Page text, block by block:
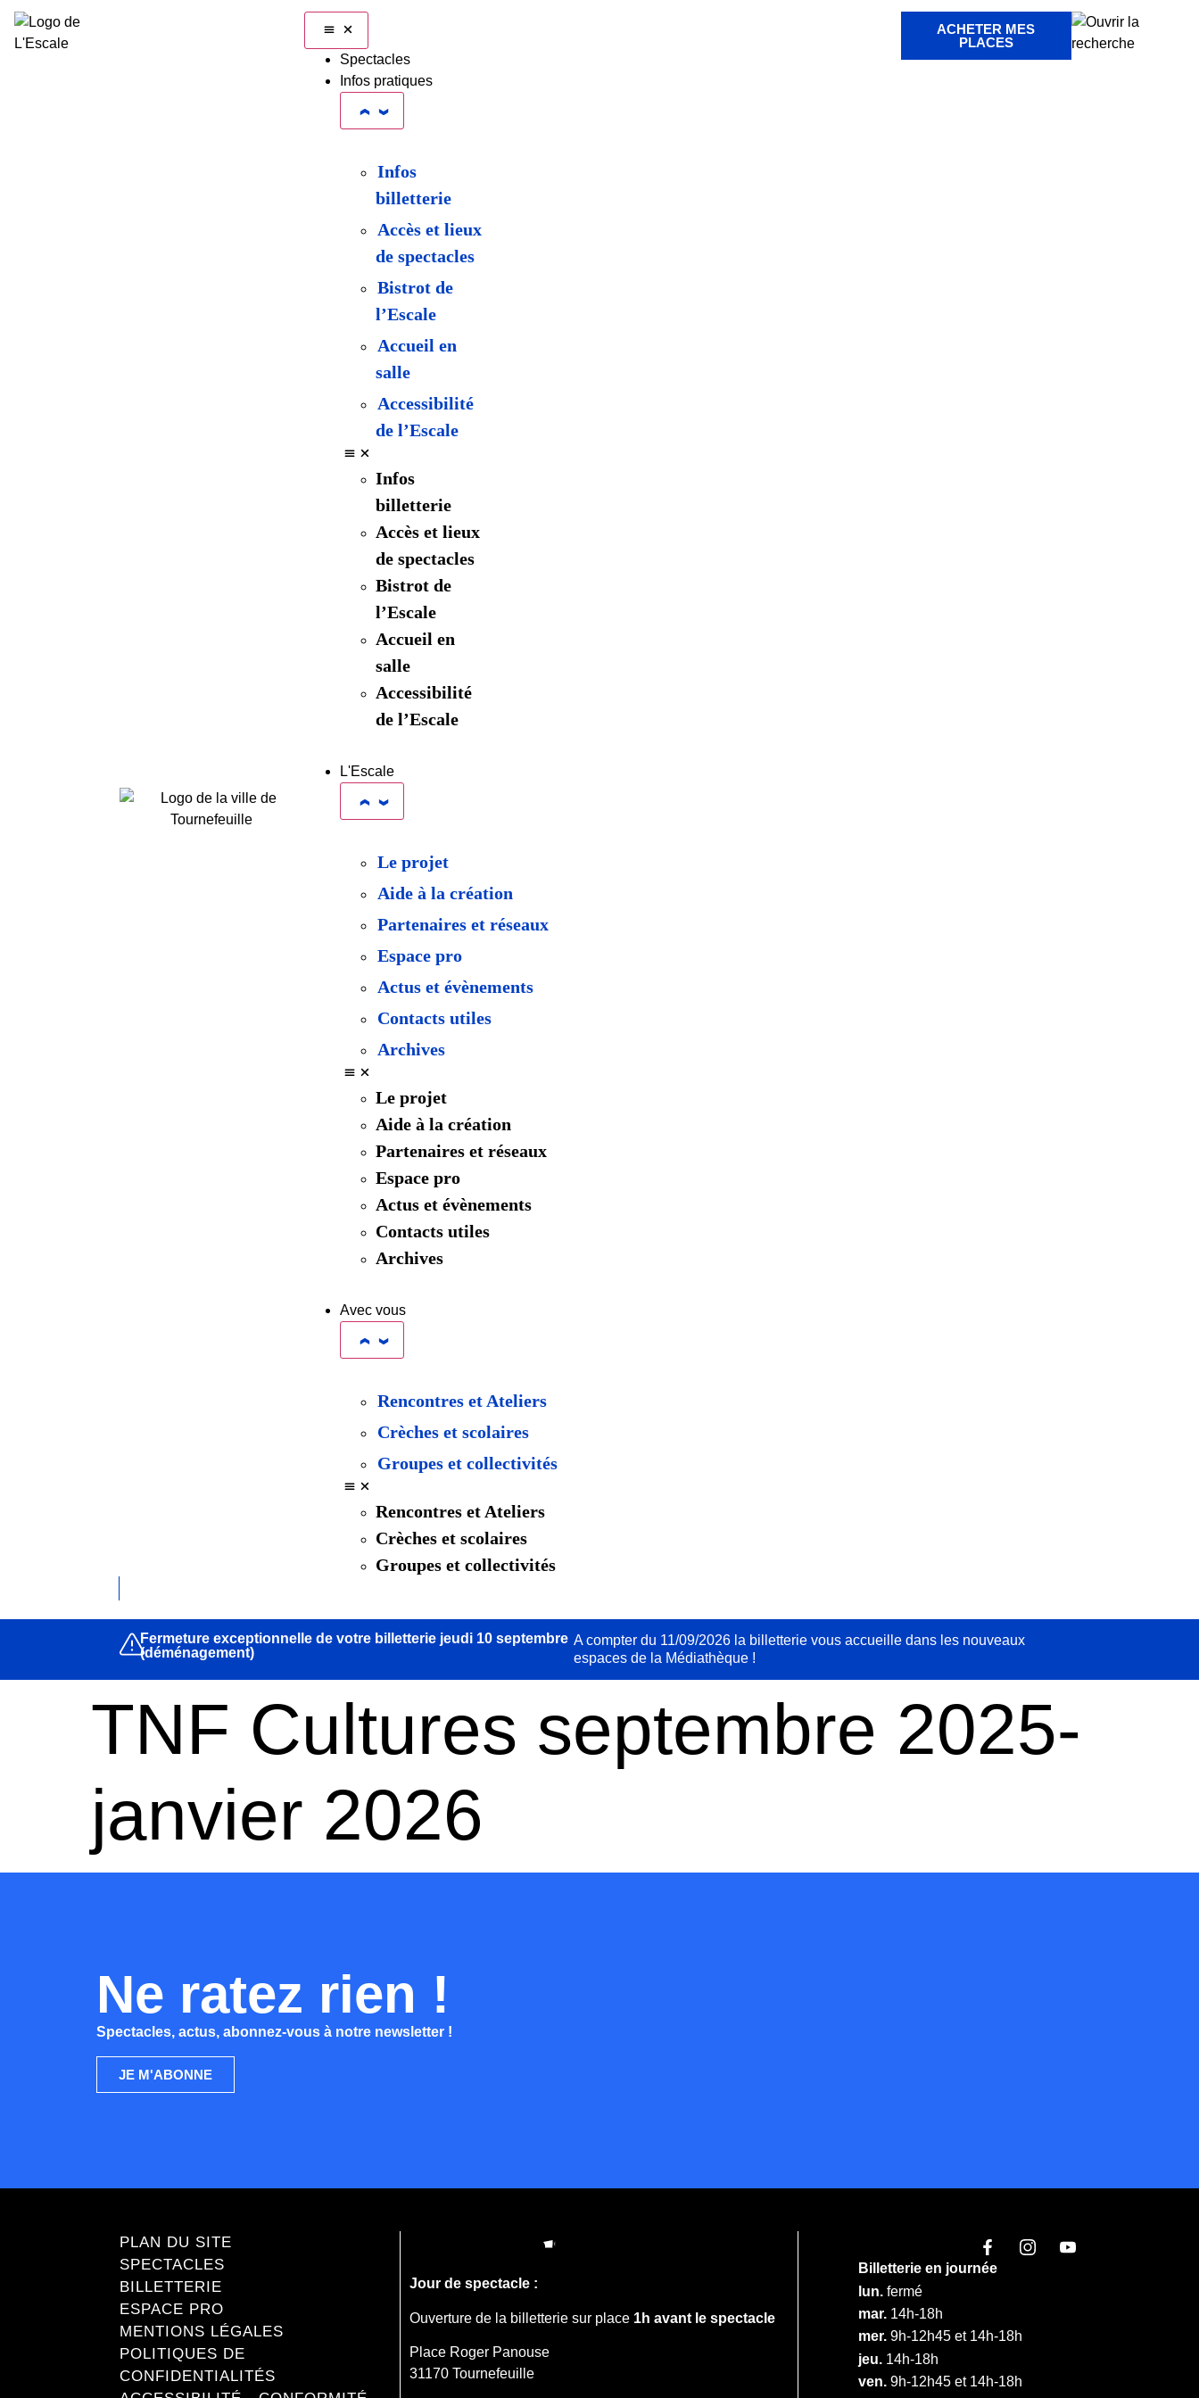
Spectacles
Infos pratiques
Infos
billetterie
Accès et lieux
de spectacles
Bistrot de
l’Escale
Accueil en
salle
Accessibilité
de l’Escale
Infos
billetterie
Accès et lieux
de spectacles
Bistrot de
l’Escale
Accueil en
salle
Accessibilité
de l’Escale
L'Escale
Le projet
Aide à la création
Partenaires et réseaux
Espace pro
Actus et évènements
Contacts utiles
Archives
Le projet
Aide à la création
Partenaires et réseaux
Espace pro
Actus et évènements
Contacts utiles
Archives
Avec vous
Rencontres et Ateliers
Crèches et scolaires
Groupes et collectivités
Rencontres et Ateliers
Crèches et scolaires
Groupes et collectivités
ACHETER MES
PLACES
Fermeture exceptionnelle de votre billetterie jeudi 10 septembre
(déménagement)
A compter du 11/09/2026 la billetterie vous accueille dans les nouveaux
espaces de la Médiathèque !
TNF Cultures septembre 2025-
janvier 2026
Ne ratez rien !
Spectacles, actus, abonnez-vous à notre newsletter !
JE M'ABONNE
PLAN DU SITE
SPECTACLES
BILLETTERIE
ESPACE PRO
MENTIONS LÉGALES
POLITIQUES DE
CONFIDENTIALITÉS
Jour de spectacle :
Ouverture de la billetterie sur place 1h avant le spectacle
Place Roger Panouse
31170 Tournefeuille
Billetterie en journée
lun. fermé
mar. 14h-18h
mer. 9h-12h45 et 14h-18h
jeu. 14h-18h
ven. 9h-12h45 et 14h-18h